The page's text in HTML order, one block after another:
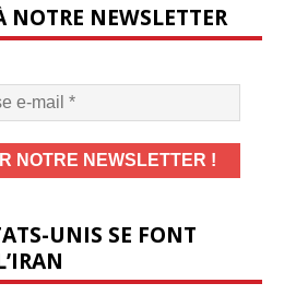
NEWSLETTER
UNIS SE FONT